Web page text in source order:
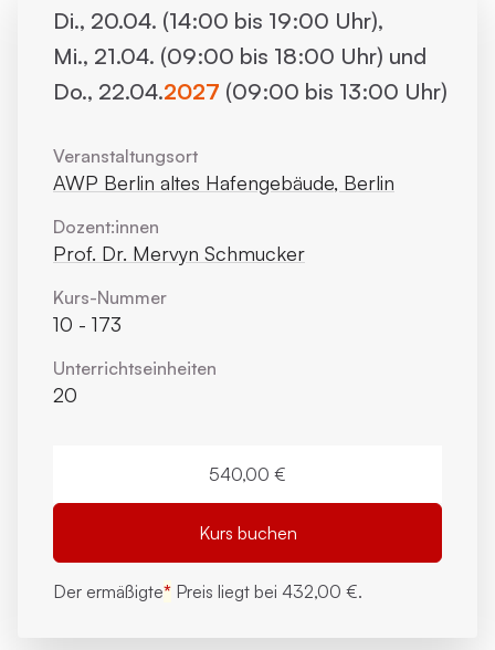
Di., 20.04. (14:00 bis 19:00 Uhr),
Mi., 21.04. (09:00 bis 18:00 Uhr) und
Do., 22.04.2027 (09:00 bis 13:00 Uhr)
Veranstaltungsort
AWP Berlin altes Hafengebäude, Berlin
Dozent:innen
Prof. Dr. Mervyn Schmucker
Kurs-Nummer
10 - 173
Unterrichts­einheiten
20
540,00 €
Kurs buchen
Der ermäßigte* Preis liegt bei 432,00 €.